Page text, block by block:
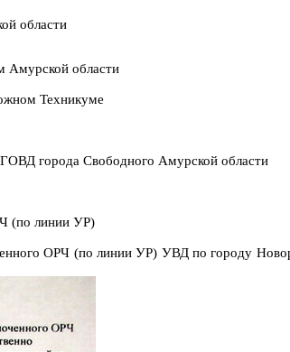
области
Амурской области
Техникуме
города Свободного Амурской области
(по линии УР)
ОРЧ (по линии УР) УВД по городу